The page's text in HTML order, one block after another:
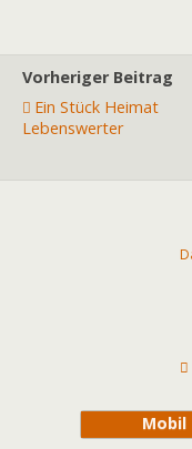
Vorheriger Beitrag
Ein Stück Heimat
Lebenswerter
Mobil